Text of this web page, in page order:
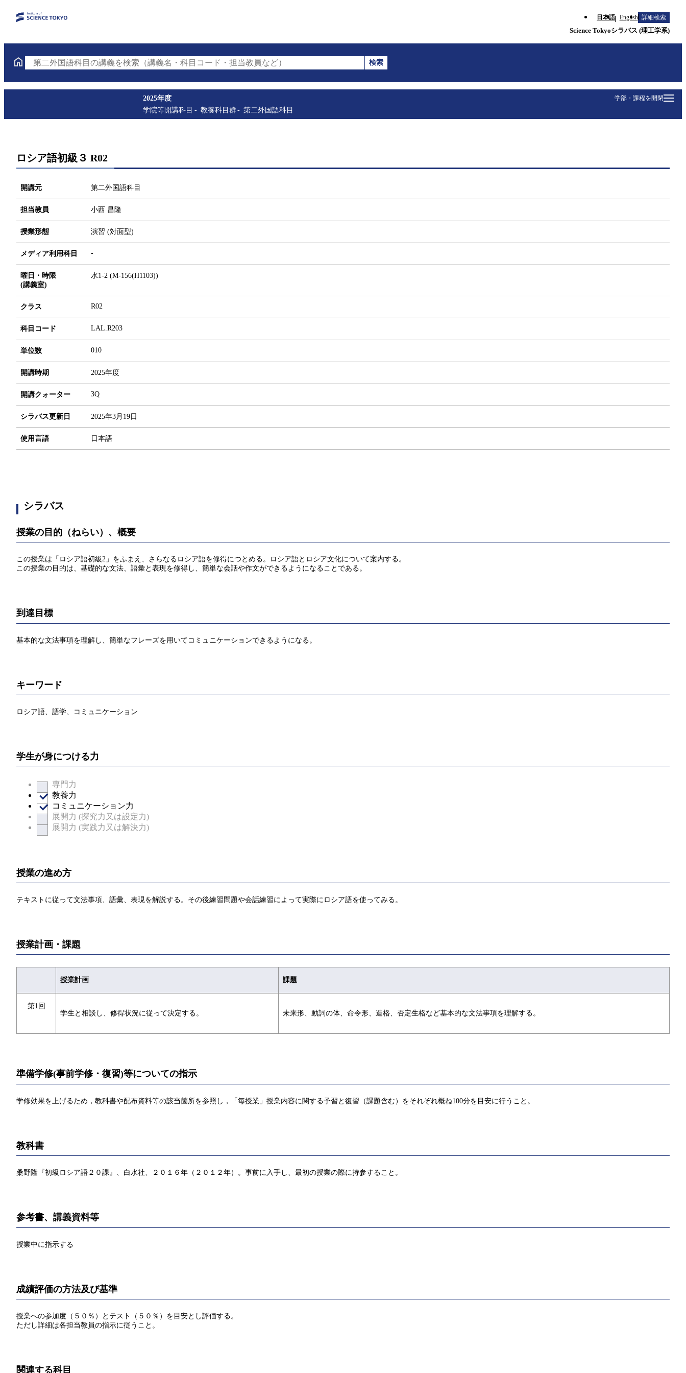
日本語 English 詳細検索
Science Tokyoシラバス (理工学系)
第二外国語科目の講義を検索（講義名・科目コード・担当教員など）
検索
学部・課程を開閉
2025年度
学院等開講科目
教養科目群 第二外国語科目
ロシア語初級３ R02
開講元 第二外国語科目
担当教員 小西 昌隆
授業形態 演習 (対面型)
メディア利用科目 -
曜日・時限
(講義室)
水1-2 (M-156(H1103))
クラス R02
科目コード LAL.R203
単位数 010
開講時期 2025年度
開講クォーター 3Q
シラバス更新日 2025年3月19日
使用言語 日本語
シラバス
授業の目的（ねらい）、概要
この授業は「ロシア語初級2」をふまえ、さらなるロシア語を修得につとめる。ロシア語とロシア文化について案内する。
この授業の目的は、基礎的な文法、語彙と表現を修得し、簡単な会話や作文ができるようになることである。
到達目標
基本的な文法事項を理解し、簡単なフレーズを用いてコミュニケーションできるようになる。
キーワード
ロシア語、語学、コミュニケーション
学生が身につける力
専門力
教養力
コミュニケーション力
展開力 (探究力又は設定力)
展開力 (実践力又は解決力)
授業の進め方
テキストに従って文法事項、語彙、表現を解説する。その後練習問題や会話練習によって実際にロシア語を使ってみる。
授業計画・課題
授業計画 課題
第1回
学生と相談し、修得状況に従って決定する。
未来形、動詞の体、命令形、造格、否定生格など基本的な文法事項を理解する。
準備学修(事前学修・復習)等についての指示
学修効果を上げるため，教科書や配布資料等の該当箇所を参照し，「毎授業」授業内容に関する予習と復習（課題含む）をそれぞれ概ね100分を目安に行うこと。
教科書
桑野隆『初級ロシア語２０課』、白水社、２０１６年（２０１２年）。事前に入手し、最初の授業の際に持参すること。
参考書、講義資料等
授業中に指示する
成績評価の方法及び基準
授業への参加度（５０％）とテスト（５０％）を目安とし評価する。
ただし詳細は各担当教員の指示に従うこと。
関連する科目